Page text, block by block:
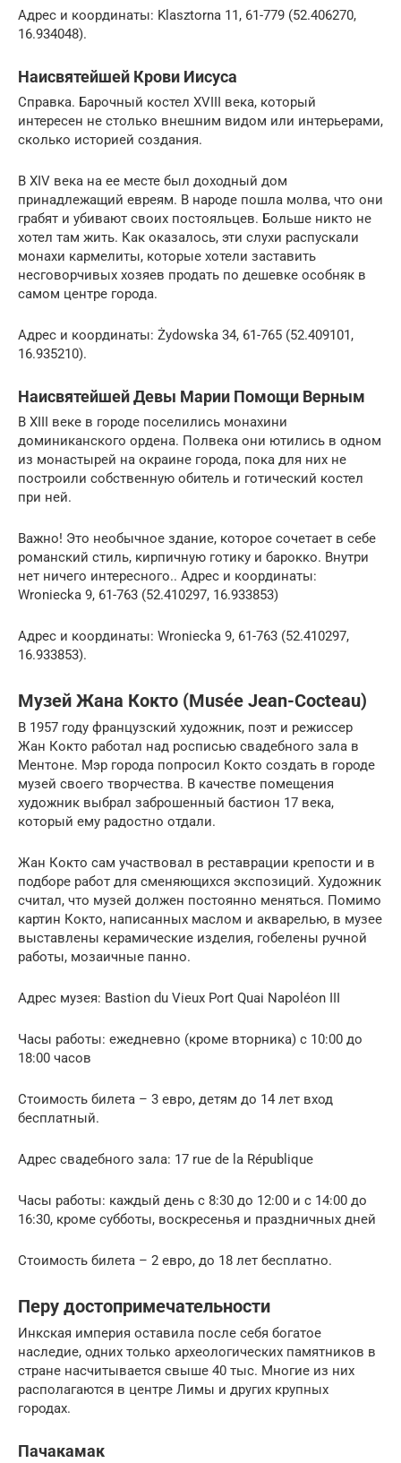
Адрес и координаты: Klasztorna 11, 61-779 (52.406270,
16.934048).
Наисвятейшей Крови Иисуса
Справка. Барочный костел XVIII века, который
интересен не столько внешним видом или интерьерами,
сколько историей создания.
В XIV века на ее месте был доходный дом
принадлежащий евреям. В народе пошла молва, что они
грабят и убивают своих постояльцев. Больше никто не
хотел там жить. Как оказалось, эти слухи распускали
монахи кармелиты, которые хотели заставить
несговорчивых хозяев продать по дешевке особняк в
самом центре города.
Адрес и координаты: Żydowska 34, 61-765 (52.409101,
16.935210).
Наисвятейшей Девы Марии Помощи Верным
В XIII веке в городе поселились монахини
доминиканского ордена. Полвека они ютились в одном
из монастырей на окраине города, пока для них не
построили собственную обитель и готический костел
при ней.
Важно! Это необычное здание, которое сочетает в себе
романский стиль, кирпичную готику и барокко. Внутри
нет ничего интересного.. Адрес и координаты:
Wroniecka 9, 61-763 (52.410297, 16.933853)
Адрес и координаты: Wroniecka 9, 61-763 (52.410297,
16.933853).
Музей Жана Кокто (Musée Jean-Cocteau)
В 1957 году французский художник, поэт и режиссер
Жан Кокто работал над росписью свадебного зала в
Ментоне. Мэр города попросил Кокто создать в городе
музей своего творчества. В качестве помещения
художник выбрал заброшенный бастион 17 века,
который ему радостно отдали.
Жан Кокто сам участвовал в реставрации крепости и в
подборе работ для сменяющихся экспозиций. Художник
считал, что музей должен постоянно меняться. Помимо
картин Кокто, написанных маслом и акварелью, в музее
выставлены керамические изделия, гобелены ручной
работы, мозаичные панно.
Адрес музея: Bastion du Vieux Port Quai Napoléon III
Часы работы: ежедневно (кроме вторника) с 10:00 до
18:00 часов
Стоимость билета – 3 евро, детям до 14 лет вход
бесплатный.
Адрес свадебного зала: 17 rue de la République
Часы работы: каждый день с 8:30 до 12:00 и с 14:00 до
16:30, кроме субботы, воскресенья и праздничных дней
Стоимость билета – 2 евро, до 18 лет бесплатно.
Перу достопримечательности
Инкская империя оставила после себя богатое
наследие, одних только археологических памятников в
стране насчитывается свыше 40 тыс. Многие из них
располагаются в центре Лимы и других крупных
городах.
Пачакамак